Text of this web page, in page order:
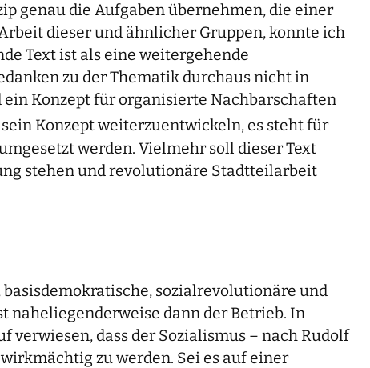
genau die Aufgaben übernehmen, die einer
dieser und ähnlicher Gruppen, konnte ich
Text ist als eine weitergehende
zu der Thematik durchaus nicht in
Konzept für organisierte Nachbarschaften
Konzept weiterzuentwickeln, es steht für
werden. Vielmehr soll dieser Text
stehen und revolutionäre Stadtteilarbeit
sozialrevolutionäre und
naheliegenderweise dann der Betrieb. In
dass der Sozialismus – nach Rudolf
zu werden. Sei es auf einer